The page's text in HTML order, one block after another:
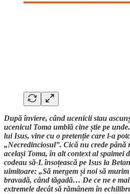
După înviere, când ucenicii stau
ucenicul Toma umblă cine știe pe
lui Isus, vine cu o pretenție care l-a
„Necredinciosul”. Cică nu crede
același Toma, în alt context al spaimei
codeau să-L însoțească pe Isus la
uimitoare: „Să mergem și noi să
bravadă, când tăgadă… De ce ne e
extremele decât să rămânem în